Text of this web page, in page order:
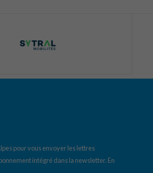
pour vous envoyer les lettres
intégré dans la newsletter. En